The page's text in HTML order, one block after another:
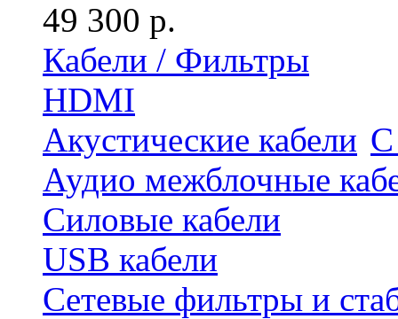
49 300 р.
Кабели / Фильтры
HDMI
Акустические кабели С
Аудио межблочные
Силовые кабели
USB кабели
Сетевые фильтры и